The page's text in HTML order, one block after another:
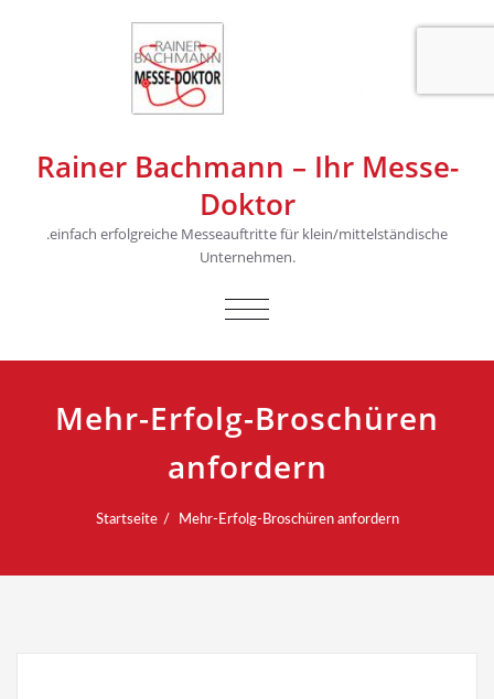
Rainer Bachmann – Ihr Messe-
Doktor
.einfach erfolgreiche Messeauftritte für klein/mittelständische
Unternehmen.
SCHALTE
Mehr-Erfolg-Broschüren
anfordern
Startseite Mehr-Erfolg-Broschüren anfordern